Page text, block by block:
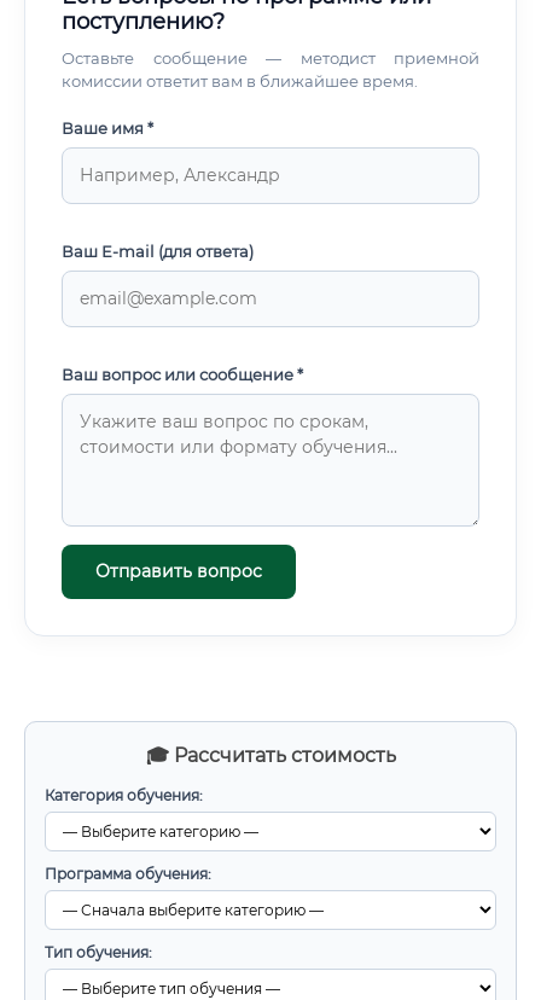
🎓 Рассчитать стоимость
Категория обучения:
Программа обучения:
Тип обучения:
поступлению?
Оставьте сообщение — методист приемной
комиссии ответит вам в ближайшее время.
Ваше имя *
Ваш E-mail (для ответа)
Ваш вопрос или сообщение *
Отправить вопрос